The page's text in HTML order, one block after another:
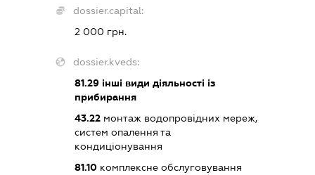
dossier.capital:
2 000 грн.
dossier.kveds:
81.29 інші види діяльності із
прибирання
43.22 монтаж водопровідних мереж,
систем опалення та
кондиціонування
81.10 комплексне обслуговування